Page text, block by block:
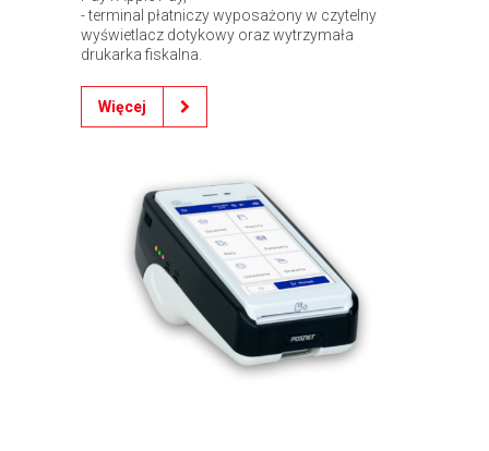
- terminal płatniczy wyposażony w czytelny
wyświetlacz dotykowy oraz wytrzymała
drukarka fiskalna.
Więcej